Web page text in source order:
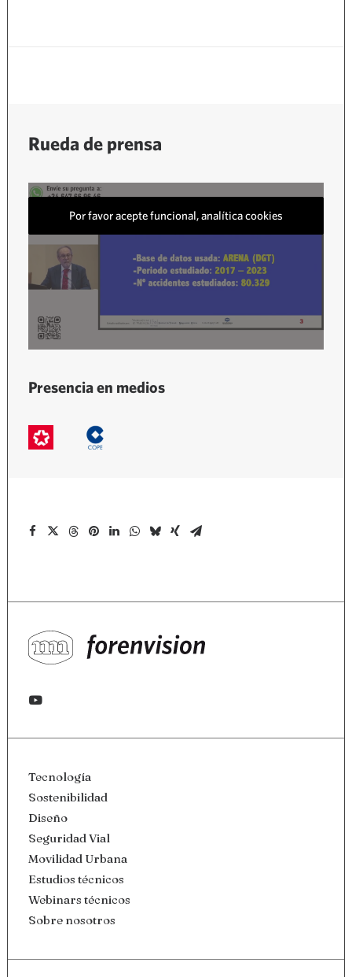
Rueda de prensa
Por favor acepte funcional, analítica cookies
Presencia en medios
Tecnología
Sostenibilidad
Diseño
Seguridad Vial
Movilidad Urbana
Estudios técnicos
Webinars técnicos
Sobre nosotros